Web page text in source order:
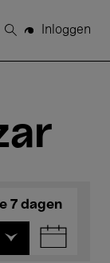
Zoeken
Inloggen
7 dagen